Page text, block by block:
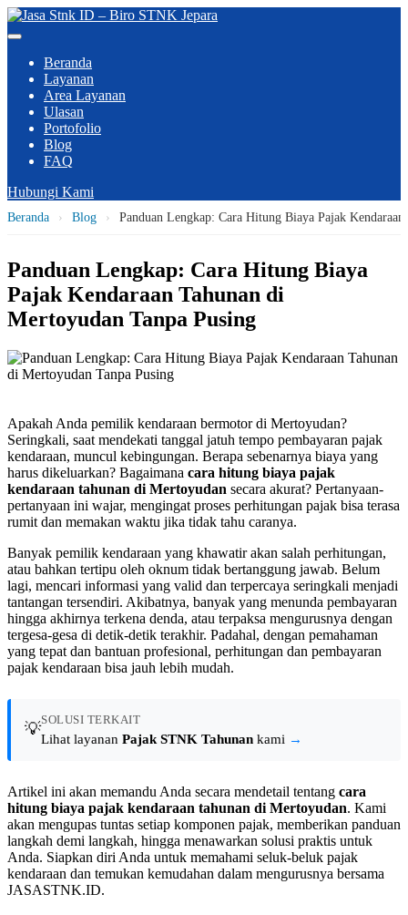
Beranda
Layanan
Area Layanan
Ulasan
Portofolio
Blog
FAQ
Hubungi Kami
Beranda › Blog › Panduan Lengkap: Cara Hitung Biaya Pajak
Panduan Lengkap: Cara Hitung Biaya
Pajak Kendaraan Tahunan di
Mertoyudan Tanpa Pusing
Apakah Anda pemilik kendaraan bermotor di Mertoyudan?
Seringkali, saat mendekati tanggal jatuh tempo pembayaran pajak
kendaraan, muncul kebingungan. Berapa sebenarnya biaya yang
harus dikeluarkan? Bagaimana cara hitung biaya pajak
kendaraan tahunan di Mertoyudan secara akurat? Pertanyaan-
pertanyaan ini wajar, mengingat proses perhitungan pajak bisa terasa
rumit dan memakan waktu jika tidak tahu caranya.
Banyak pemilik kendaraan yang khawatir akan salah perhitungan,
atau bahkan tertipu oleh oknum tidak bertanggung jawab. Belum
lagi, mencari informasi yang valid dan terpercaya seringkali menjadi
tantangan tersendiri. Akibatnya, banyak yang menunda pembayaran
hingga akhirnya terkena denda, atau terpaksa mengurusnya dengan
tergesa-gesa di detik-detik terakhir. Padahal, dengan pemahaman
yang tepat dan bantuan profesional, perhitungan dan pembayaran
pajak kendaraan bisa jauh lebih mudah.
💡
SOLUSI TERKAIT
Lihat layanan Pajak STNK Tahunan kami →
Artikel ini akan memandu Anda secara mendetail tentang cara
hitung biaya pajak kendaraan tahunan di Mertoyudan. Kami
akan mengupas tuntas setiap komponen pajak, memberikan panduan
langkah demi langkah, hingga menawarkan solusi praktis untuk
Anda. Siapkan diri Anda untuk memahami seluk-beluk pajak
kendaraan dan temukan kemudahan dalam mengurusnya bersama
JASASTNK.ID.